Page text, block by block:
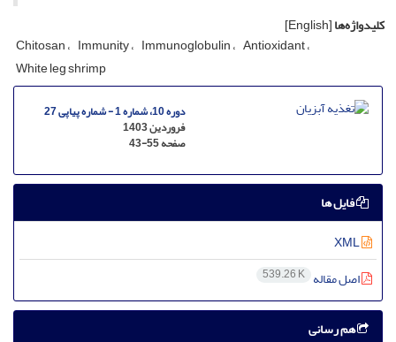
کلیدواژه‌ها[English]
Chitosan Immunity Immunoglobulin Antioxidant
White leg shrimp
دوره 10، شماره 1 - شماره پیاپی 27
فروردین 1403
صفحه43-55
فایل ها
اصل مقاله 539.26 K
هم رسانی